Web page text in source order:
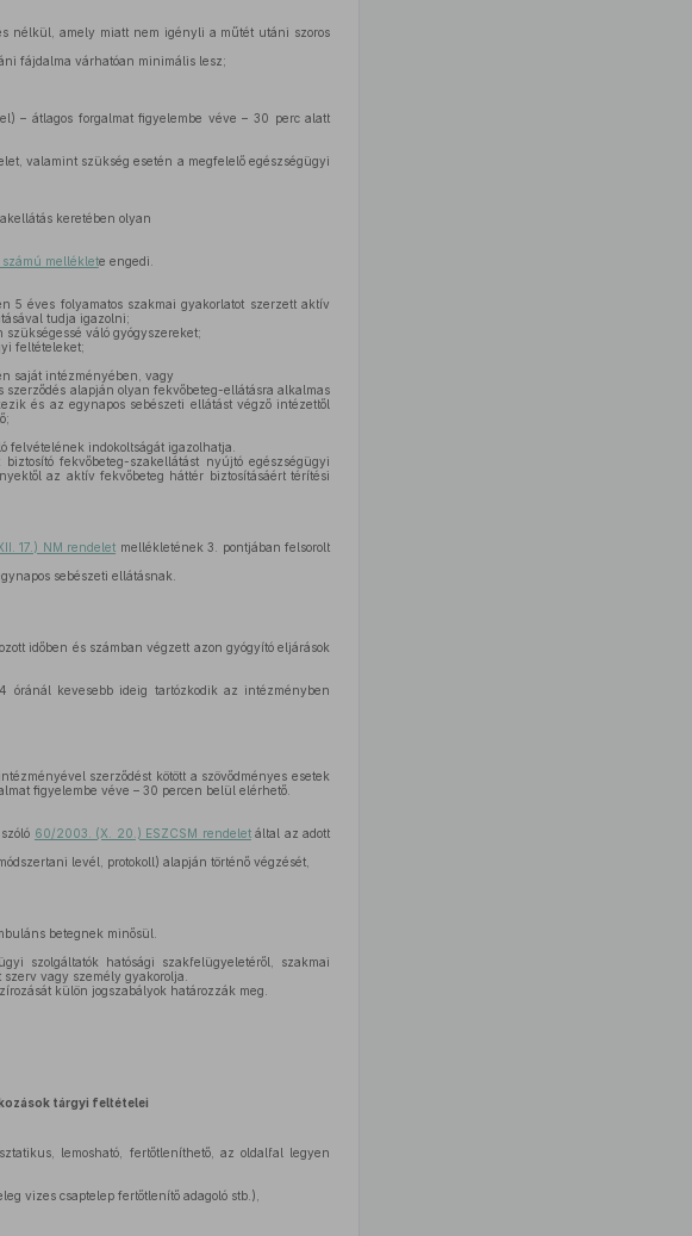
nélkül, amely miatt nem igényli a műtét utáni szoros
fájdalma várhatóan minimális lesz;
– átlagos forgalmat figyelembe véve – 30 perc alatt
valamint szükség esetén a megfelelő egészségügyi
keretében olyan
számú melléklete engedi.
5 éves folyamatos szakmai gyakorlatot szerzett aktív
tudja igazolni;
váló gyógyszereket;
feltételeket;
saját intézményében, vagy
alapján olyan fekvőbeteg-ellátásra alkalmas
és az egynapos sebészeti ellátást végző intézettől
felvételének indokoltságát igazolhatja.
fekvőbeteg-szakellátást nyújtó egészségügyi
az aktív fekvőbeteg háttér biztosításáért térítési
17.) NM rendelet mellékletének 3. pontjában felsorolt
sebészeti ellátásnak.
időben és számban végzett azon gyógyító eljárások
kevesebb ideig tartózkodik az intézményben
szerződést kötött a szövődményes esetek
figyelembe véve – 30 percen belül elérhető.
60/2003. (X. 20.) ESZCSM rendeletáltal az adott
levél, protokoll) alapján történő végzését,
betegnek minősül.
szolgáltatók hatósági szakfelügyeletéről, szakmai
vagy személy gyakorolja.
külön jogszabályok határozzák meg.
tárgyi feltételei
lemosható, fertőtleníthető, az oldalfal legyen
vizes csaptelep fertőtlenítő adagoló stb.),